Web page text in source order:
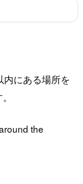
にある場所を
the